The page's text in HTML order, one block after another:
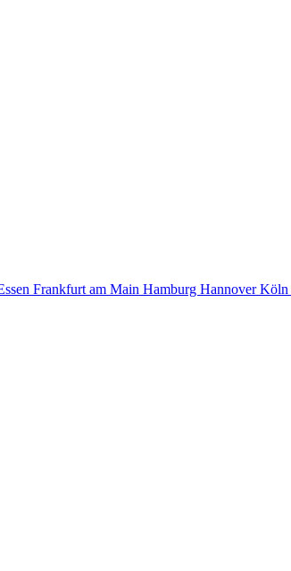
Frankfurt am Main Hamburg HannoverKöln